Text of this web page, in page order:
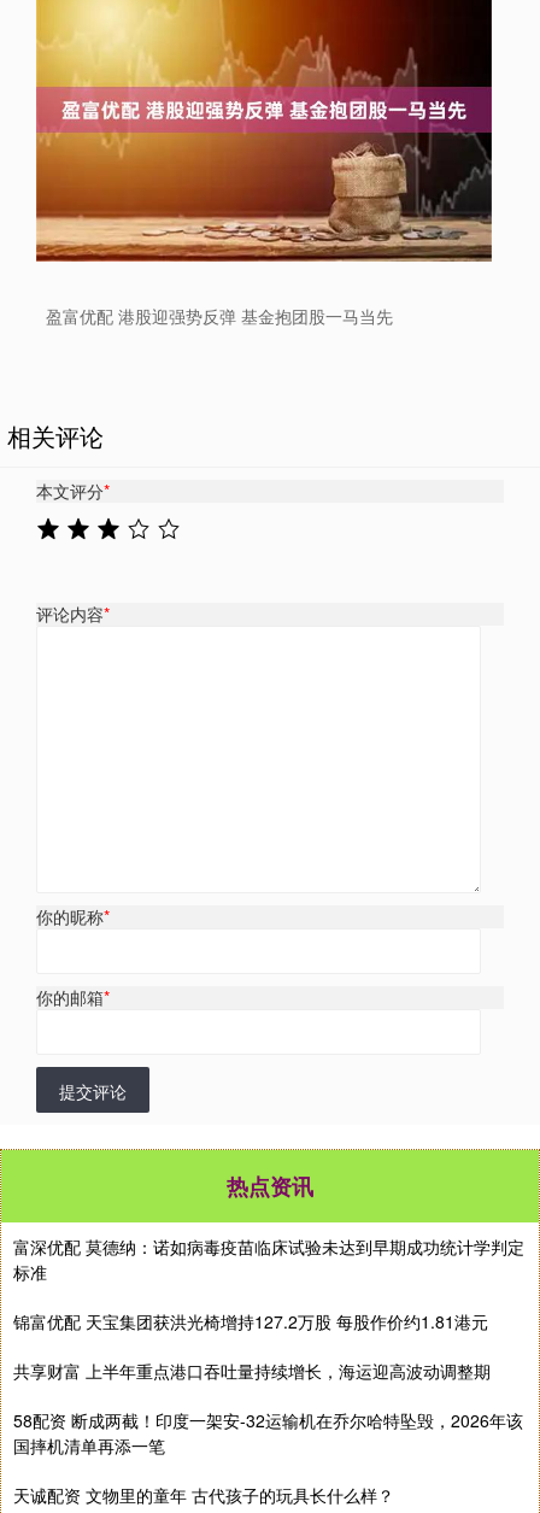
盈富优配 港股迎强势反弹 基金抱团股一马当先
相关评论
本文评分*
评论内容*
你的昵称*
你的邮箱*
提交评论
热点资讯
富深优配 莫德纳：诺如病毒疫苗临床试验未达到早期成功统计学判定
标准
锦富优配 天宝集团获洪光椅增持127.2万股 每股作价约1.81港元
共享财富 上半年重点港口吞吐量持续增长，海运迎高波动调整期
58配资 断成两截！印度一架安-32运输机在乔尔哈特坠毁，2026年该
国摔机清单再添一笔
天诚配资 文物里的童年 古代孩子的玩具长什么样？